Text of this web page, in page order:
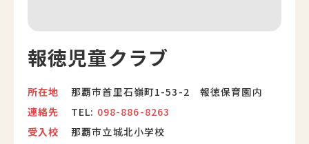
報徳児童クラブ
所在地
那覇市首里石嶺町1-53-2 報徳保育園内
連絡先
TEL: 098-886-8263
受入校
那覇市立城北小学校